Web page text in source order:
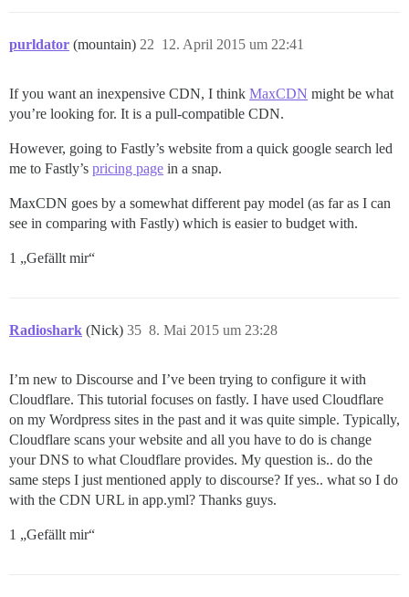
purldator (mountain) 12. April 2015 um 22:41
22
If you want an inexpensive CDN, I think MaxCDN might be what
you’re looking for. It is a pull-compatible CDN.
However, going to Fastly’s website from a quick google search led
me to Fastly’s pricing page in a snap.
MaxCDN goes by a somewhat different pay model (as far as I can
see in comparing with Fastly) which is easier to budget with.
1 „Gefällt mir“
Radioshark (Nick) 8. Mai 2015 um 23:28
35
I’m new to Discourse and I’ve been trying to configure it with
Cloudflare. This tutorial focuses on fastly. I have used Cloudflare
on my Wordpress sites in the past and it was quite simple. Typically,
Cloudflare scans your website and all you have to do is change
your DNS to what Cloudflare provides. My question is.. do the
same steps I just mentioned apply to discourse? If yes.. what so I do
with the CDN URL in app.yml? Thanks guys.
1 „Gefällt mir“